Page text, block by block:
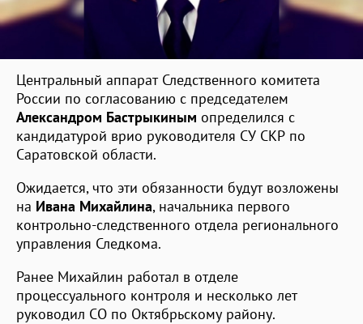
Центральный аппарат Следственного комитета
России по согласованию с председателем
Александром Бастрыкиным определился с
кандидатурой врио руководителя СУ СКР по
Саратовской области.
Ожидается, что эти обязанности будут возложены
на Ивана Михайлина, начальника первого
контрольно-следственного отдела регионального
управления Следкома.
Ранее Михайлин работал в отделе
процессуального контроля и несколько лет
руководил СО по Октябрьскому району.